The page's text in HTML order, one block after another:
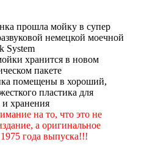
прошла мойку в супер
немецкой моечной
System
хранится в новом
пакете
помещены в хороший,
пластика для
хранения
на то, что это не
а оригинальное
года выпуска!!!